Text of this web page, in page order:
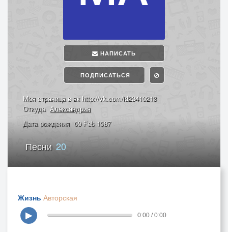
НАПИСАТЬ
ПОДПИСАТЬСЯ
Моя страница в вк http://vk.com/id23410213
Откуда Александрия
Дата рождения 09 Feb 1987
Песни20
Жизнь Авторская
▶
0:00 / 0:00